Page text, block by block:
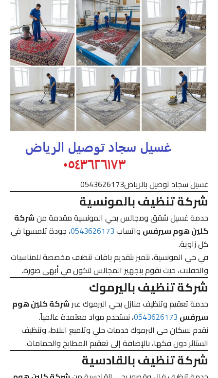
غسيل سجاد توصيل بالرياض0543626173
شركة تنظيف بالمونسية
خدمة غسيل شقق ومجالس بحي المونسية مقدمة منشركة
كلين هوم سيرفسواتساب0543626173، جودة تلمسها في
كل زاوية.
في حي المونسية، نتميز بتقديم باقات تنظيف مخصصة للمناسبات
والحفلات، حيث نقوم بتجهيز المجالس لتكون في أبهى صورة.
شركة تنظيف باليرموك
خدمة تعقيم وتنظيف منازل بحي اليرموك عبرشركة كلين هوم
سيرفس0543626173، نستخدم مواد معتمدة عالمياً.
نقدم لسكان حي اليرموك خدمات جلي وتلميع البلاط، وتنظيف
الستائر دون فكها، بالإضافة إلى تعقيم المطابخ والحمامات.
شركة تنظيف بالقادسية